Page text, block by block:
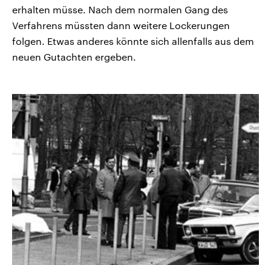
erhalten müsse. Nach dem normalen Gang des
Verfahrens müssten dann weitere Lockerungen
folgen. Etwas anderes könnte sich allenfalls aus dem
neuen Gutachten ergeben.